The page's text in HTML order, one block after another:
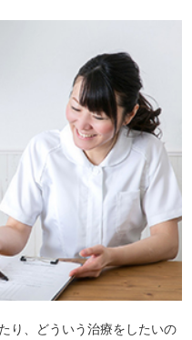
り、どういう治療をしたいの